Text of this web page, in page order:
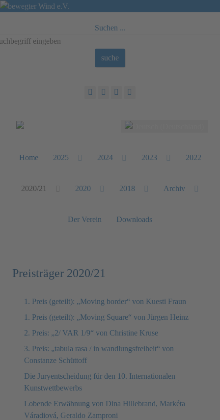
Suchen ...
suche
Sprache auswählen
Home 2025 2024 2023 2022
2020/21 2020 2018 Archiv
Der Verein Downloads
Preisträger 2020/21
1. Preis (geteilt): „Moving border“ von Kuesti Fraun
1. Preis (geteilt): „Moving Square“ von Jürgen Heinz
2. Preis: „2/ VAR 1/9“ von Christine Kruse
3. Preis: „tabula rasa / in wandlungsfreiheit“ von
Constanze Schüttoff
Die Juryentscheidung für den 10. Internationalen
Kunstwettbewerbs
Lobende Erwähnung von Dina Hillebrand, Markéta
Váradiová, Geraldo Zamproni